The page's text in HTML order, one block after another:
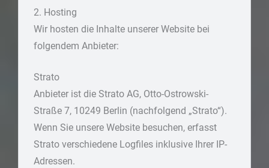
2. Hosting
Wir hosten die Inhalte unserer Website bei
folgendem Anbieter:
Strato
Anbieter ist die Strato AG, Otto-Ostrowski-
Straße 7, 10249 Berlin (nachfolgend „Strato“).
Wenn Sie unsere Website besuchen, erfasst
Strato verschiedene Logfiles inklusive Ihrer IP-
Adressen.